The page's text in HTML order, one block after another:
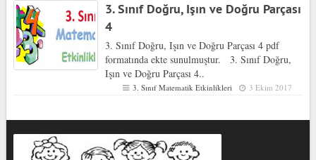
3. Sınıf Doğru, Işın ve Doğru Parçası
4
3. Sınıf Doğru, Işın ve Doğru Parçası 4 pdf
formatında ekte sunulmuştur. 3. Sınıf Doğru,
Işın ve Doğru Parçası 4..
3. Sınıf Matematik Etkinlikleri 3 Ekim 2017